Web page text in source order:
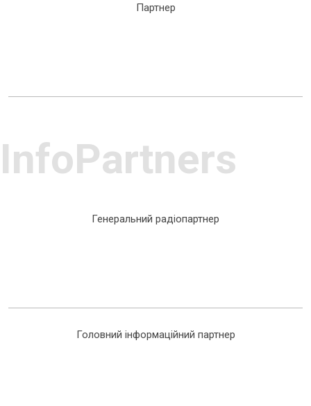
Партнер
InfoPartners
Генеральний радіопартнер
Головний інформаційний партнер